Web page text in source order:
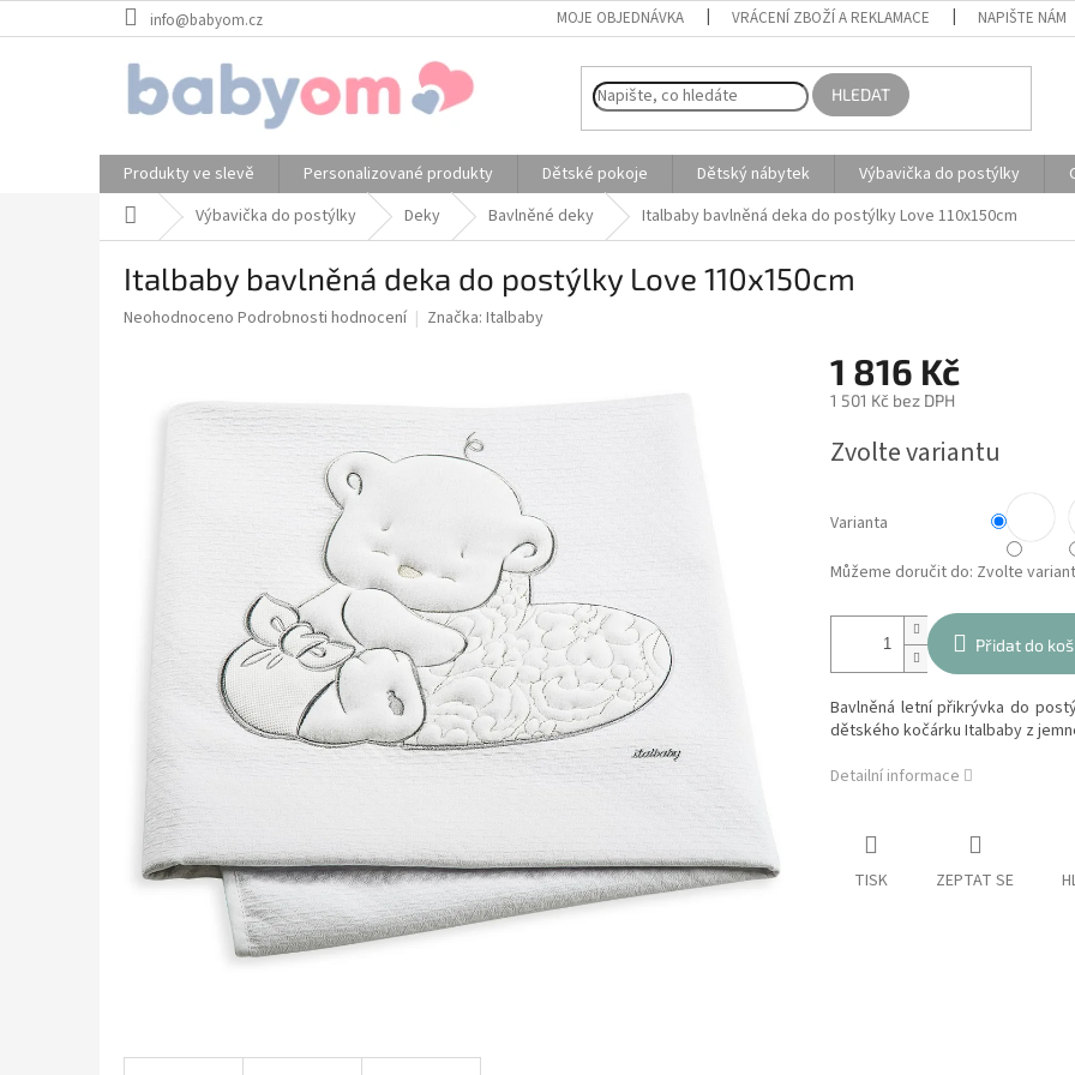
na
info@babyom.cz MOJE OBJEDNÁVKA VRÁCENÍ ZBOŽÍ A REKLAMACE NAPIŠTE NÁM
HLEDAT
Produkty ve slevě Personalizované produkty Dětské pokoje Dětský nábytek Výbavička do postýlky
Domů Výbavička do postýlky Deky Bavlněné deky Italbaby bavlněná deka do postýlky Love 110x150cm
Italbaby bavlněná deka do postýlky Love 110x150cm
Průměrné
Neohodnoceno Podrobnosti hodnocení Značka: Italbaby
1 816 Kč
1 501 Kč bez DPH
cena:
Zvolte variantu
Varianta
Můžeme doručit do: Zvolte
Přidat do
Bavlněná letní přikrývka do
dětského kočárku Italbaby z
Detailní informace
TISK ZEPTAT SE